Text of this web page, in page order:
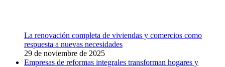
La renovación completa de viviendas y comercios como
respuesta a nuevas necesidades
29 de noviembre de 2025
Empresas de reformas integrales transforman hogares y